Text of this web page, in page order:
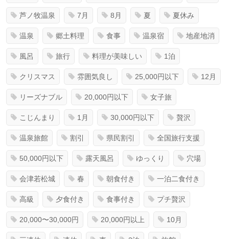
芦ノ牧温泉 7月 8月 夏 夏休み
温泉 郷土料理 食事 温泉宿 地産地消
風呂 旅行 料理が美味しい 1泊
クリスマス 雰囲気良し 25,000円以下 12月
リーズナブル 20,000円以下 女子旅
こじんまり 1月 30,000円以下 贅沢
温泉旅館 割引 県民割引 全国旅行支援
50,000円以下 露天風呂 ゆっくり 穴場
会津若松城 春 朝食付き 一泊二食付き
高級 夕食付き 食事付き プチ贅沢
20,000〜30,000円 20,000円以上 10月